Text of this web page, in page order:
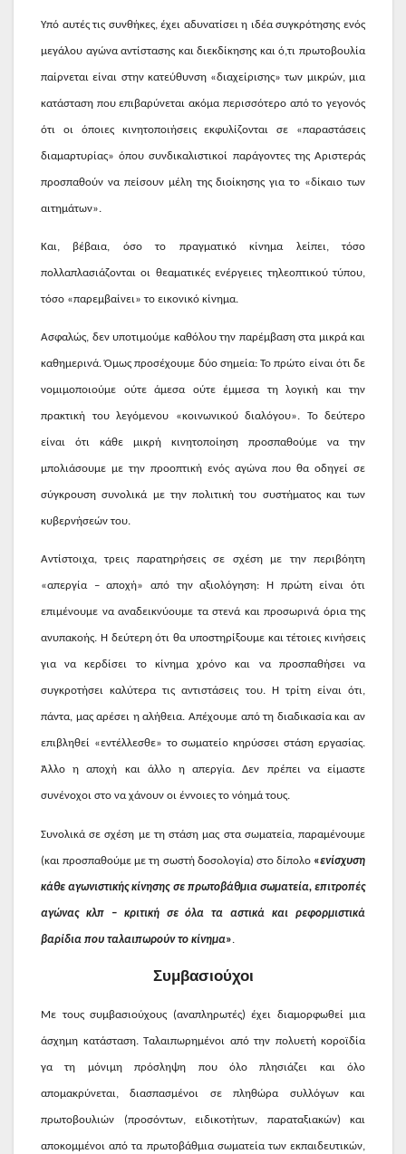
Υπό αυτές τις συνθήκες, έχει αδυνατίσει η ιδέα συγκρότησης ενός
μεγάλου αγώνα αντίστασης και διεκδίκησης και ό,τι πρωτοβουλία
παίρνεται είναι στην κατεύθυνση «διαχείρισης» των μικρών, μια
κατάσταση που επιβαρύνεται ακόμα περισσότερο από το γεγονός
ότι οι όποιες κινητοποιήσεις εκφυλίζονται σε «παραστάσεις
διαμαρτυρίας» όπου συνδικαλιστικοί παράγοντες της Αριστεράς
προσπαθούν να πείσουν μέλη της διοίκησης για το «δίκαιο των
αιτημάτων».
Και, βέβαια, όσο το πραγματικό κίνημα λείπει, τόσο
πολλαπλασιάζονται οι θεαματικές ενέργειες τηλεοπτικού τύπου,
τόσο «παρεμβαίνει» το εικονικό κίνημα.
Ασφαλώς, δεν υποτιμούμε καθόλου την παρέμβαση στα μικρά και
καθημερινά. Όμως προσέχουμε δύο σημεία: Το πρώτο είναι ότι δε
νομιμοποιούμε ούτε άμεσα ούτε έμμεσα τη λογική και την
πρακτική του λεγόμενου «κοινωνικού διαλόγου». Το δεύτερο
είναι ότι κάθε μικρή κινητοποίηση προσπαθούμε να την
μπολιάσουμε με την προοπτική ενός αγώνα που θα οδηγεί σε
σύγκρουση συνολικά με την πολιτική του συστήματος και των
κυβερνήσεών του.
Αντίστοιχα, τρεις παρατηρήσεις σε σχέση με την περιβόητη
«απεργία – αποχή» από την αξιολόγηση: Η πρώτη είναι ότι
επιμένουμε να αναδεικνύουμε τα στενά και προσωρινά όρια της
ανυπακοής. Η δεύτερη ότι θα υποστηρίξουμε και τέτοιες κινήσεις
για να κερδίσει το κίνημα χρόνο και να προσπαθήσει να
συγκροτήσει καλύτερα τις αντιστάσεις του. Η τρίτη είναι ότι,
πάντα, μας αρέσει η αλήθεια. Απέχουμε από τη διαδικασία και αν
επιβληθεί «εντέλλεσθε» το σωματείο κηρύσσει στάση εργασίας.
Άλλο η αποχή και άλλο η απεργία. Δεν πρέπει να είμαστε
συνένοχοι στο να χάνουν οι έννοιες το νόημά τους.
Συνολικά σε σχέση με τη στάση μας στα σωματεία, παραμένουμε
(και προσπαθούμε με τη σωστή δοσολογία) στο δίπολο«ενίσχυση
κάθε αγωνιστικής κίνησης σε πρωτοβάθμια σωματεία, επιτροπές
αγώνας κλπ – κριτική σε όλα τα αστικά και ρεφορμιστικά
βαρίδια που ταλαιπωρούν το κίνημα».
Συμβασιούχοι
Με τους συμβασιούχους (αναπληρωτές) έχει διαμορφωθεί μια
άσχημη κατάσταση. Ταλαιπωρημένοι από την πολυετή κοροϊδία
γα τη μόνιμη πρόσληψη που όλο πλησιάζει και όλο
απομακρύνεται, διασπασμένοι σε πληθώρα συλλόγων και
πρωτοβουλιών (προσόντων, ειδικοτήτων, παραταξιακών) και
αποκομμένοι από τα πρωτοβάθμια σωματεία των εκπαιδευτικών,